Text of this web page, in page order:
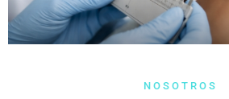
NOSOTROS